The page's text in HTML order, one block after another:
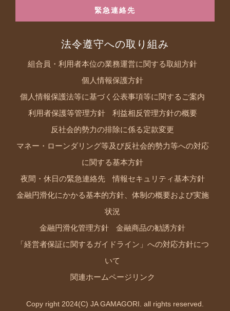
緊急連絡先
法令遵守への取り組み
組合員・利用者本位の業務運営に関する取組方針
個人情報保護方針
個人情報保護法等に基づく公表事項等に関するご案内
利用者保護等管理方針 利益相反管理方針の概要
反社会的勢力の排除に係る定款変更
マネー・ローンダリング等及び反社会的勢力等への対応
に関する基本方針
夜間・休日の緊急連絡先 情報セキュリティ基本方針
金融円滑化にかかる基本的方針、体制の概要および実施
状況
金融円滑化管理方針 金融商品の勧誘方針
「経営者保証に関するガイドライン」への対応方針につ
いて
関連ホームページリンク
Copy right 2024(C) JA GAMAGORI. all rights reserved.